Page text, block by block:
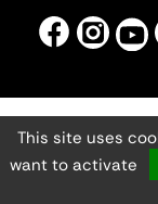
- Cité
This site uses
want to activate